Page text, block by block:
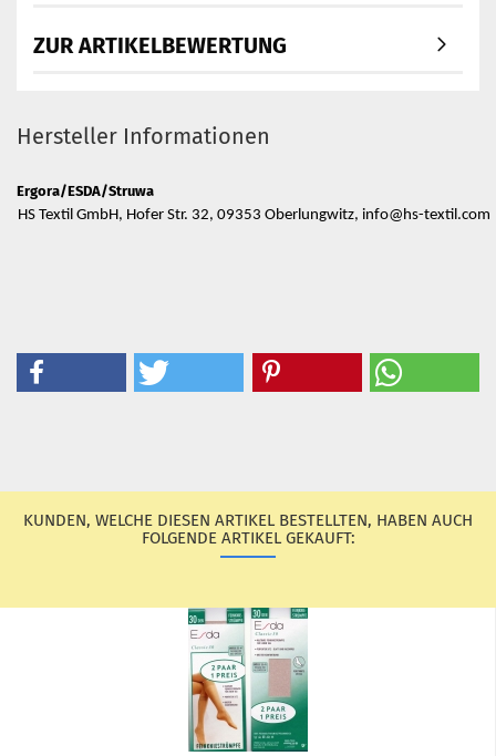
ZUR ARTIKELBEWERTUNG
Hersteller Informationen
Ergora/ESDA/Struwa
HS Textil GmbH, Hofer Str. 32, 09353 Oberlungwitz, info@hs-textil.com
KUNDEN, WELCHE DIESEN ARTIKEL BESTELLTEN, HABEN AUCH
FOLGENDE ARTIKEL GEKAUFT: